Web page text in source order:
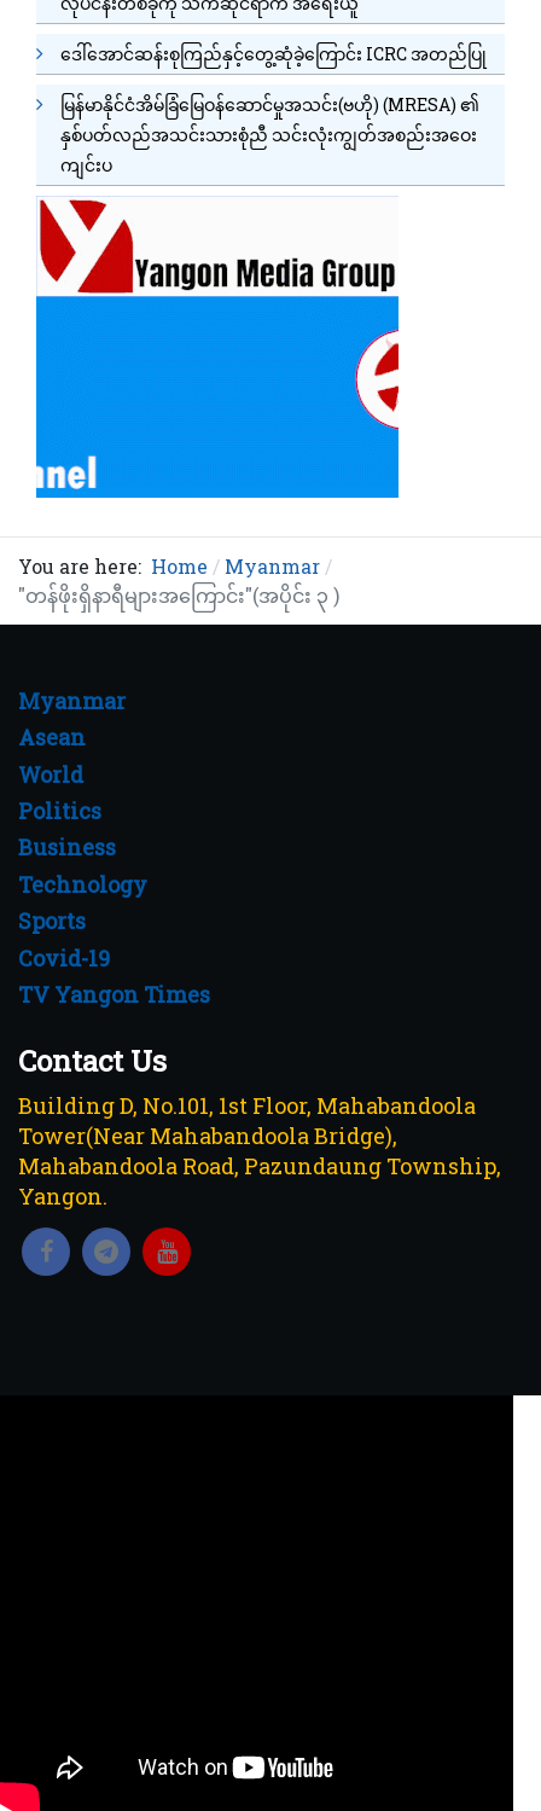
ဒေါ်အောင်ဆန်းစုကြည်နှင့်တွေ့ဆုံခဲ့ကြောင်း ICRC အတည်ပြု
မြန်မာနိုင်ငံအိမ်ခြံမြေဝန်ဆောင်မှုအသင်း(ဗဟို) (MRESA) ၏
နှစ်ပတ်လည်အသင်းသားစုံညီ သင်းလုံးကျွတ်အစည်းအဝေး
ကျင်းပ
You are here: Home
Myanmar
"တန်ဖိုးရှိနာရီများအကြောင်း"(အပိုင်း ၃ )
Myanmar
Asean
World
Politics
Business
Technology
Sports
Covid-19
TV Yangon Times
Contact Us
Building D, No.101, 1st Floor, Mahabandoola
Tower(Near Mahabandoola Bridge),
Mahabandoola Road, Pazundaung Township,
Yangon.
Copyright © 2023 Yangon Media Group Co., Ltd. All
rights reserved.